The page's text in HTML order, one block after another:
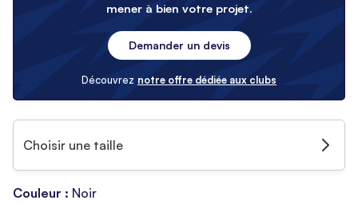
mener à bien votre projet.
Demander un devis
Découvrez notre offre dédiée aux clubs
Choisir une taille
Couleur : Noir